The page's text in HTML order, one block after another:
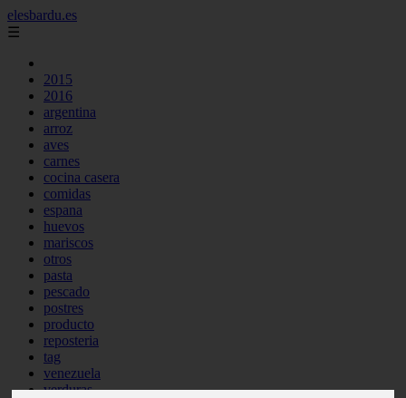
elesbardu.es
☰
2015
2016
argentina
arroz
aves
carnes
cocina casera
comidas
espana
huevos
mariscos
otros
pasta
pescado
postres
producto
reposteria
tag
venezuela
verduras